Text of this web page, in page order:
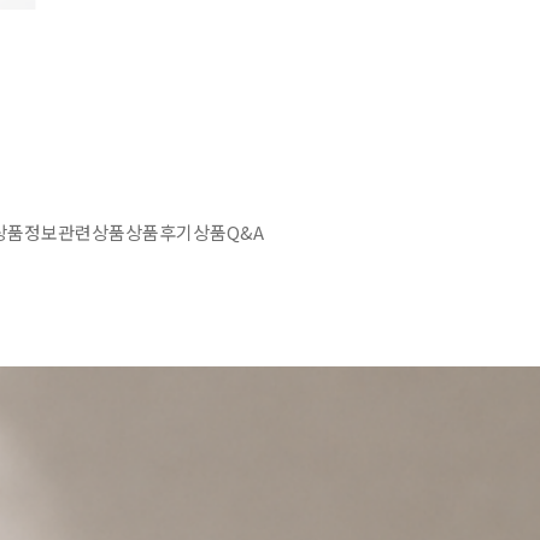
품정보관련상품상품후기상품Q&A